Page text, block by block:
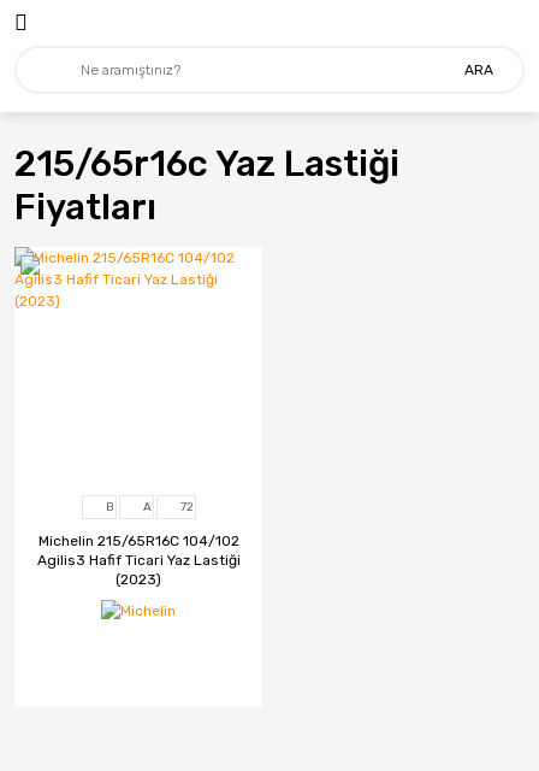
ARA
215/65r16c Yaz Lastiği
Fiyatları
B A 72
Michelin 215/65R16C 104/102
Agilis3 Hafif Ticari Yaz Lastiği
(2023)